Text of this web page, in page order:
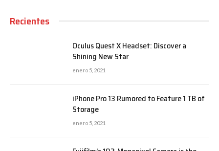
Recientes
Oculus Quest X Headset: Discover a
Shining New Star
enero 5, 2021
iPhone Pro 13 Rumored to Feature 1 TB of
Storage
enero 5, 2021